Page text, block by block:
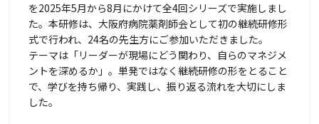
を2025年5月から8月にかけて全4回シリーズで実施しまし
た。本研修は、大阪府病院薬剤師会として初の継続研修形
式で行われ、24名の先生方にご参加いただきました。
テーマは「リーダーが現場にどう関わり、自らのマネジメ
ントを深めるか」。単発ではなく継続研修の形をとること
で、学びを持ち帰り、実践し、振り返る流れを大切にしま
した。